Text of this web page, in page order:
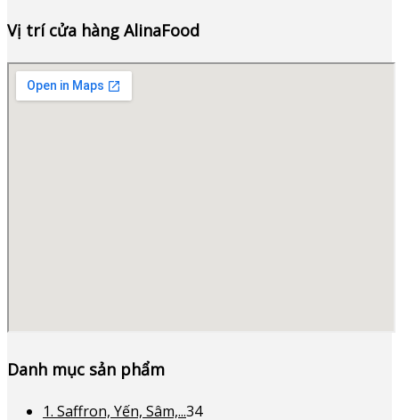
Vị trí cửa hàng AlinaFood
Danh mục sản phẩm
1. Saffron, Yến, Sâm,...3434